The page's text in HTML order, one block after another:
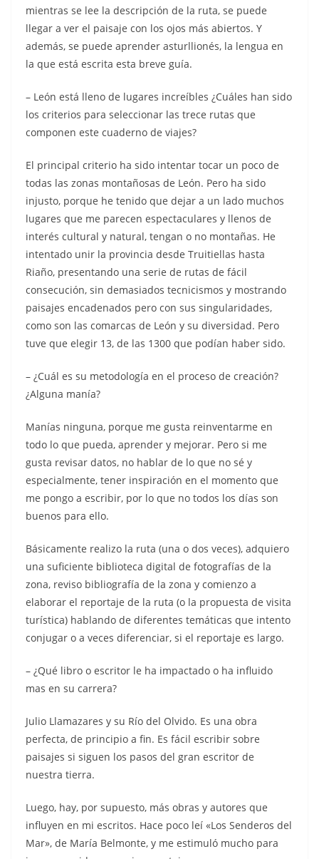
mientras se lee la descripción de la ruta, se puede
llegar a ver el paisaje con los ojos más abiertos. Y
además, se puede aprender asturllionés, la lengua en
la que está escrita esta breve guía.
– León está lleno de lugares increíbles ¿Cuáles han sido
los criterios para seleccionar las trece rutas que
componen este cuaderno de viajes?
El principal criterio ha sido intentar tocar un poco de
todas las zonas montañosas de León. Pero ha sido
injusto, porque he tenido que dejar a un lado muchos
lugares que me parecen espectaculares y llenos de
interés cultural y natural, tengan o no montañas. He
intentado unir la provincia desde Truitiellas hasta
Riaño, presentando una serie de rutas de fácil
consecución, sin demasiados tecnicismos y mostrando
paisajes encadenados pero con sus singularidades,
como son las comarcas de León y su diversidad. Pero
tuve que elegir 13, de las 1300 que podían haber sido.
– ¿Cuál es su metodología en el proceso de creación?
¿Alguna manía?
Manías ninguna, porque me gusta reinventarme en
todo lo que pueda, aprender y mejorar. Pero si me
gusta revisar datos, no hablar de lo que no sé y
especialmente, tener inspiración en el momento que
me pongo a escribir, por lo que no todos los días son
buenos para ello.
Básicamente realizo la ruta (una o dos veces), adquiero
una suficiente biblioteca digital de fotografías de la
zona, reviso bibliografía de la zona y comienzo a
elaborar el reportaje de la ruta (o la propuesta de visita
turística) hablando de diferentes temáticas que intento
conjugar o a veces diferenciar, si el reportaje es largo.
– ¿Qué libro o escritor le ha impactado o ha influido
mas en su carrera?
Julio Llamazares y su Río del Olvido. Es una obra
perfecta, de principio a fin. Es fácil escribir sobre
paisajes si siguen los pasos del gran escritor de
nuestra tierra.
Luego, hay, por supuesto, más obras y autores que
influyen en mi escritos. Hace poco leí «Los Senderos del
Mar», de María Belmonte, y me estimuló mucho para